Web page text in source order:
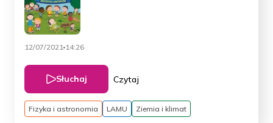
12/07/2021 14:26
Słuchaj Czytaj
Fizyka i astronomia LAMU Ziemia i klimat